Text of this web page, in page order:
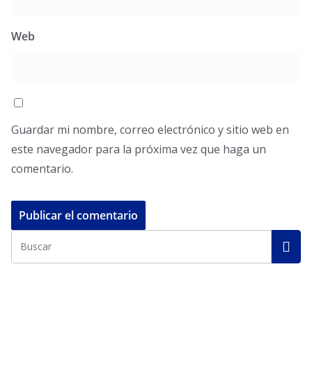
Web
Guardar mi nombre, correo electrónico y sitio web en
este navegador para la próxima vez que haga un
comentario.